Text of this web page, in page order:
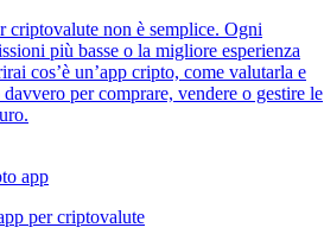
criptovalute non è semplice. Ogni
più basse o la migliore esperienza
cos’è un’app cripto, come valutarla e
per comprare, vendere o gestire le
per criptovalute